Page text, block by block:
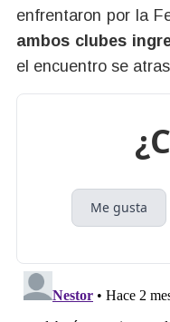
enfrentaron por la
ambos clubes
el encuentro se
Me gusta